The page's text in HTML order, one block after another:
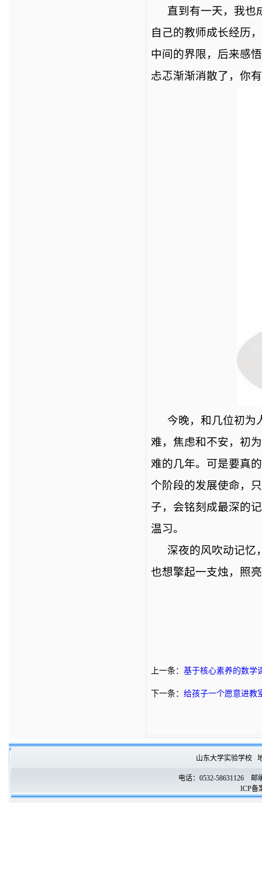
直到有一天，我也
自己的教师成长经历
中间的界限，后来感
忐忑渐渐消散了，你
今晚，和几位初为
难，焦虑和不安，初
难的几年。可是要真
个阶段的发展使命，
子，会铭刻成最深的
温习。
深夜的风吹动记忆
也想擎起一支烛，照
上一条： 基于核心素养的数学
下一条： 给孩子一个愿意进教
山东大学实验学校
电话：0532-58631126
ICP备